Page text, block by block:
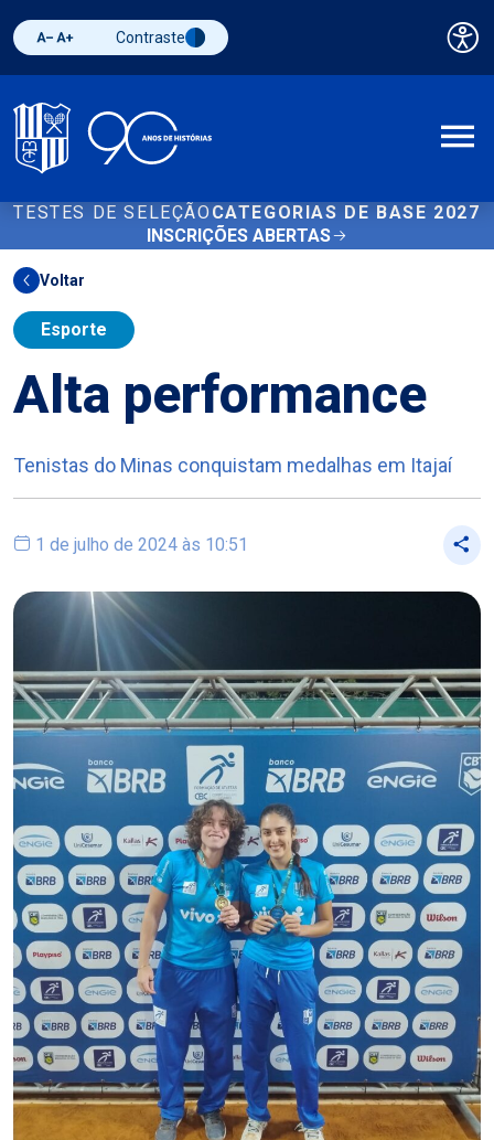
Diminuir fonte
Aumentar fonteAlternar contraste
Contraste
TESTES DE SELEÇÃO CATEGORIAS DE BASE 2027
INSCRIÇÕES ABERTAS
Voltar
Esporte
Alta performance
Tenistas do Minas conquistam medalhas em Itajaí
1 de julho de 2024 às 10:51